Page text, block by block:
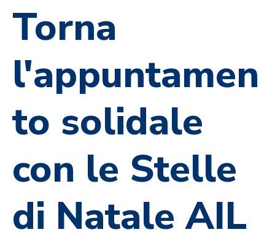
Torna
l'appuntamen
to solidale
con le Stelle
di Natale AIL